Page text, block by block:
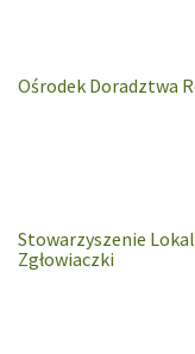
Ośrodek Doradztwa
Stowarzyszenie
Zgłowiaczki